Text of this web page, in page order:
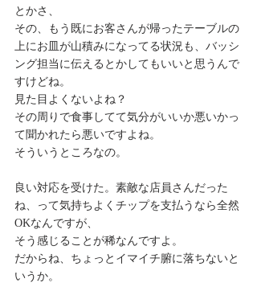
とかさ、
その、もう既にお客さんが帰ったテーブルの
上にお皿が山積みになってる状況も、バッシ
ング担当に伝えるとかしてもいいと思うんで
すけどね。
見た目よくないよね？
その周りで食事してて気分がいいか悪いかっ
て聞かれたら悪いですよね。
そういうところなの。
良い対応を受けた。素敵な店員さんだった
ね、って気持ちよくチップを支払うなら全然
OKなんですが、
そう感じることが稀なんですよ。
だからね、ちょっとイマイチ腑に落ちないと
いうか。